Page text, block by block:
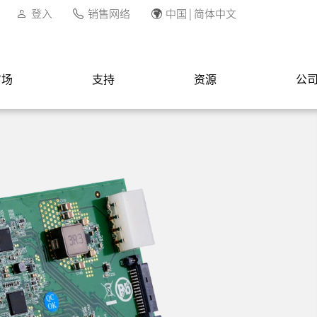
登入 销售网络 中国 | 简体中文
支持 资源 公